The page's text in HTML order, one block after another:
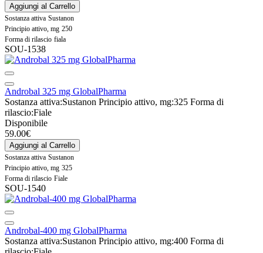
Aggiungi al Carrello
Sostanza attiva Sustanon
Principio attivo, mg 250
Forma di rilascio fiala
SOU-1538
Androbal 325 mg GlobalPharma
Sostanza attiva:Sustanon Principio attivo, mg:325 Forma di
rilascio:Fiale
Disponibile
59.00€
Aggiungi al Carrello
Sostanza attiva Sustanon
Principio attivo, mg 325
Forma di rilascio Fiale
SOU-1540
Androbal-400 mg GlobalPharma
Sostanza attiva:Sustanon Principio attivo, mg:400 Forma di